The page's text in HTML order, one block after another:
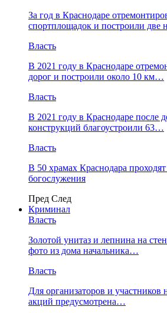
За год в Краснодаре
спортплощадок и построили две
Власть
В 2021 году в Краснодаре
дорог и построили около 10 км…
Власть
В 2021 году в Краснодаре после
конструкций благоустроили 63…
Власть
В 50 храмах Краснодара
богослужения
Пред След
Криминал
Власть
​Золотой унитаз и лепнина на
фото из дома начальника…
Власть
Для организаторов и
акций предусмотрена…